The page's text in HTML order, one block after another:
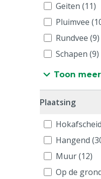
Geiten (11)
Pluimvee
Rundvee (9)
Schapen (9)
Toon meer
Plaatsing
Hangend
Muur (12)
Op de